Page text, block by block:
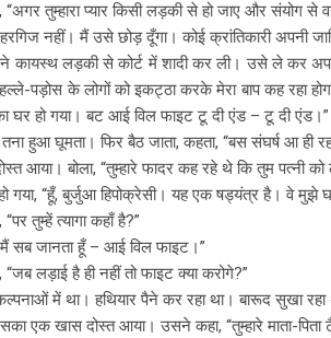
“अगर तुम्हारा प्यार किसी लड़की से हो जाए और संयोग से
नहीं। मैं उसे छोड़ दूँगा। कोई क्रांतिकारी अपनी
कायस्थ लड़की से कोर्ट में शादी कर ली। उसे ले कर
पड़ोस के लोगों को इकट्ठा करके मेरा बाप कह रहा
घर हो गया। बट आई विल फाइट टू दी एंड – टू दी एंड।”
हुआ घूमता। फिर बैठ जाता, कहता, “बस संघर्ष आ ही
आया। बोला, “तुम्हारे फादर कह रहे थे कि तुम
गया, “हूँ, बुर्जुआ हिपोक्रेसी। यह एक षड्यंत्र है। वे
तुम्हें त्यागा कहाँ है?”
सब जानता हूँ – आई विल फाइट।”
लड़ाई है ही नहीं तो फाइट क्या करोगे?”
में था। हथियार पैने कर रहा था। बारूद सुखा
एक खास दोस्त आया। उसने कहा, “तुम्हारे माता-